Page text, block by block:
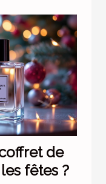
de
fêtes ?